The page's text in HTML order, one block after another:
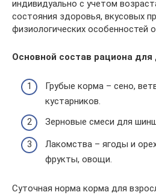
индивидуально с учетом
состояния здоровья, вкусовых
физиологических особенностей
Основной состав рациона
Грубые корма – сено,
кустарников.
Зерновые смеси для
Лакомства – ягоды и
фрукты, овощи.
Суточная норма корма для